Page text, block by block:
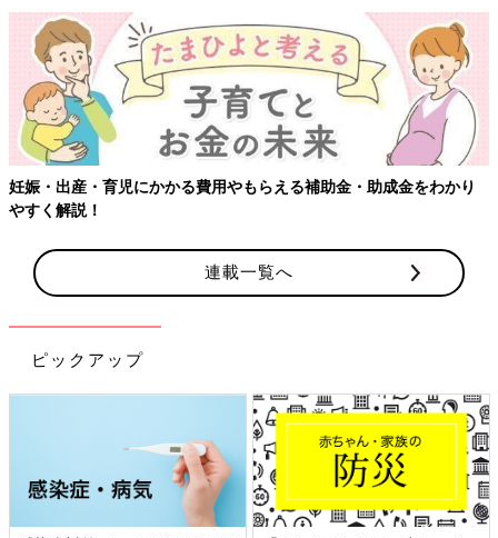
妊娠・出産・育児にかかる費用やもらえる補助金・助成金をわかり
やすく解説！
連載一覧へ
ピックアップ